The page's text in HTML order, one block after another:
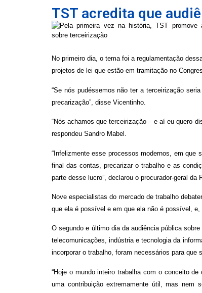
TST acredita que
No primeiro dia, o tema foi a regulamentação
projetos de lei que estão em tramitação no
“Se nós pudéssemos não ter a terceirização
precarização”, disse Vicentinho.
“Nós achamos que terceirização – e aí eu quero
respondeu Sandro Mabel.
“Infelizmente esse processos modernos, em que
final das contas, precarizar o trabalho e as
parte desse lucro”, declarou o procurador-geral da
Nove especialistas do mercado de trabalho
que ela é possível e em que ela não é possível,
O segundo e último dia da audiência pública
telecomunicações, indústria e tecnologia da
incorporar o trabalho, foram necessários para
“Hoje o mundo inteiro trabalha com o conceito
uma contribuição extremamente útil, mas nem